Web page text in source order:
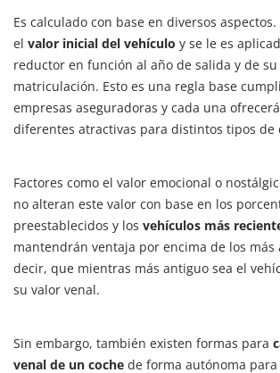
Es calculado con base en diversos
el valor inicial del vehículo y se le es
reductor en función al año de salida y de
matriculación. Esto es una regla base
empresas aseguradoras y cada una
diferentes atractivas para distintos tipos de
Factores como el valor emocional o
no alteran este valor con base en los
preestablecidos y los vehículos más
mantendrán ventaja por encima de los más
decir, que mientras más antiguo sea el
su valor venal.
Sin embargo, también existen formas para
venal de un coche de forma autónoma